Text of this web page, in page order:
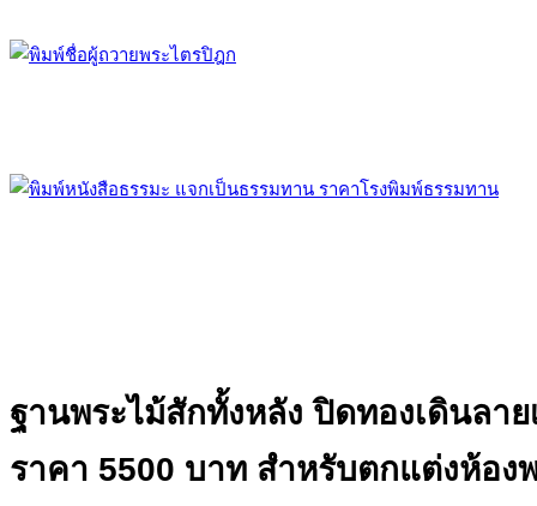
ฐานพระไม้สักทั้งหลัง ปิดทองเดินลาย
ราคา 5500 บาท สำหรับตกแต่งห้อง